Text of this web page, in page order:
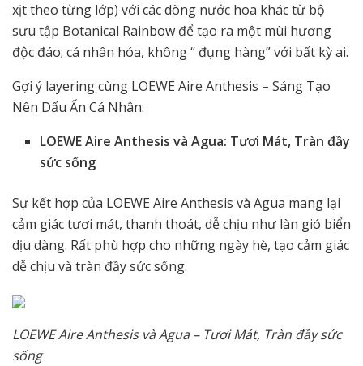
xịt theo từng lớp) với các dòng nước hoa khác từ bộ
sưu tập Botanical Rainbow để tạo ra một mùi hương
độc đáo; cá nhân hóa, không “ đụng hàng” với bất kỳ ai.
Gợi ý layering cùng LOEWE Aire Anthesis – Sáng Tạo
Nên Dấu Ấn Cá Nhân:
LOEWE Aire Anthesis và Agua: Tươi Mát, Tràn đầy
sức sống
Sự kết hợp của LOEWE Aire Anthesis và Agua mang lại
cảm giác tươi mát, thanh thoát, dễ chịu như làn gió biển
dịu dàng. Rất phù hợp cho những ngày hè, tạo cảm giác
dễ chịu và tràn đầy sức sống.
LOEWE Aire Anthesis và Agua – Tươi Mát, Tràn đầy sức
sống